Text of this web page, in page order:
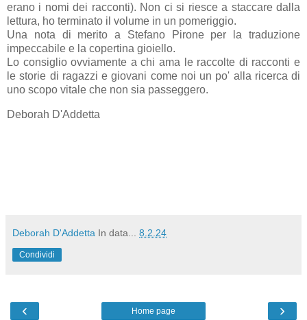
erano i nomi dei racconti). Non ci si riesce a staccare dalla
lettura, ho terminato il volume in un pomeriggio.
Una nota di merito a Stefano Pirone per la traduzione
impeccabile e la copertina gioiello.
Lo consiglio ovviamente a chi ama le raccolte di racconti e
le storie di ragazzi e giovani come noi un po' alla ricerca di
uno scopo vitale che non sia passeggero.
Deborah D'Addetta
Deborah D'Addetta In data... 8.2.24
Condividi
‹ ›
Home page